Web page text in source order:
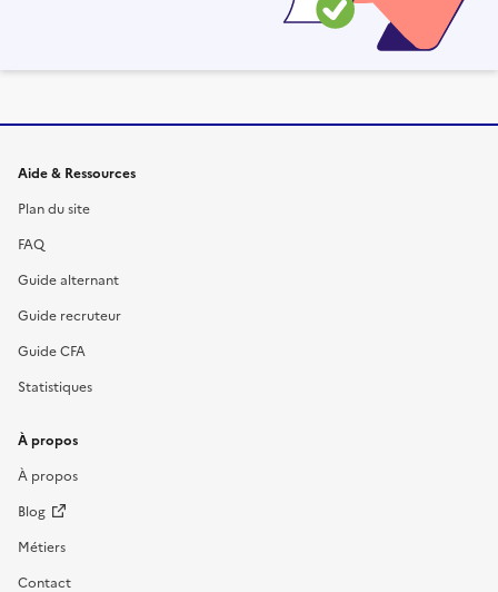
Informations et liens du site
Aide & Ressources
Plan du site
FAQ
Guide alternant
Guide recruteur
Guide CFA
Statistiques
À propos
À propos
Blog
Métiers
Contact